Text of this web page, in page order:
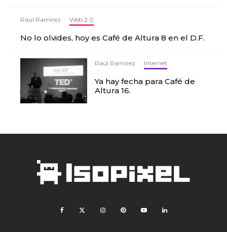
Raúl Ramírez · Web 2.0
No lo olvides, hoy es Café de Altura 8 en el D.F.
Raúl Ramírez · Internet
Ya hay fecha para Café de
Altura 16.